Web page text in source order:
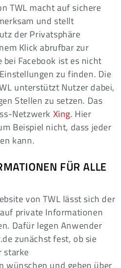
TWL macht auf sichere
und stellt
der Privatsphäre
Klick abrufbar zur
Facebook ist es nicht
zu finden. Die
unterstützt Nutzer dabei,
Stellen zu setzen. Das
Netzwerk Xing. Hier
Beispiel nicht, dass jeder
kann.
FÜR ALLE
von TWL lässt sich der
private Informationen
Dafür legen Anwender
zunächst fest, ob sie
starke